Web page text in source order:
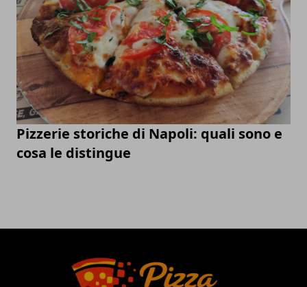
Pizzerie storiche di Napoli: quali sono e
cosa le distingue